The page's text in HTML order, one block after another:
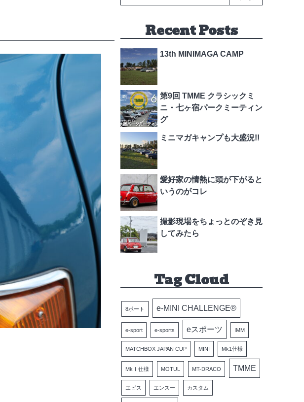
Recent Posts
13th MINIMAGA CAMP
第9回 TMME クラシックミ
ニ・七ヶ宿パークミーティン
グ
ミニマガキャンプも大盛況!!
愛好家の情熱に頭が下がると
いうのがコレ
撮影現場をちょっとのぞき見
してみたら
Tag Cloud
8ポート e-MINI CHALLENGE®
e-sport e-sports eスポーツ IMM
MATCHBOX JAPAN CUP MINI Mk1仕様
MkⅠ仕様 MOTUL MT-DRACO TMME
エビス エンスー カスタム